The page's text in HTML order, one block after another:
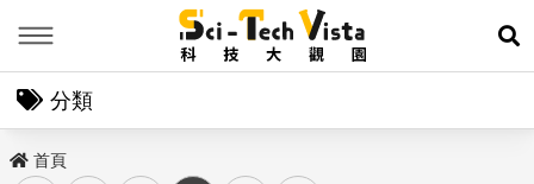
展
分類
首頁